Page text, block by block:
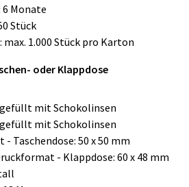
Monate
Stück
1.000 Stück pro Karton
- oder Klappdose
gefüllt mit Schokolinsen
mit Schokolinsen
Taschendose: 50 x 50 mm
- Klappdose: 60 x 48 mm